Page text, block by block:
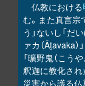
仏教における
む。また真言宗
う」ないし「だ
ァカ（Āṭavaka
「曠野鬼（こう
釈迦に教化さ
災害から護る